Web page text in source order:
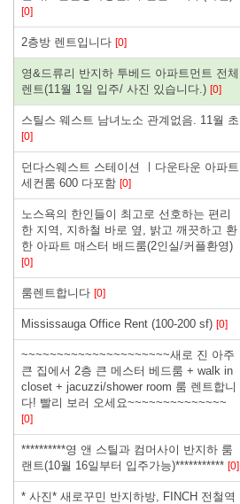
[0]
2층방 렌트입니다 [0]
영&드류리 반지하 투베드 아파트먼트 전체
렌트(11월 1일 입주/ 사진 있습니다.) [0]
스틸스 웨스트 남녀노소 관계없음. 11월 초
[0]
던다스웨스트 스테이션 ㅣ다운타운 아파트
세컨룸 600 다포함 [0]
노스욕의 한인들이 최고로 선호하는 편리
한 지역, 지하철 바로 옆, 밝고 깨끗하고 환
한 아파트 매스터 배드룸(2인실/커플환영)
[0]
룸렌트합니다 [0]
Mississauga Office Rent (100-200 sf) [0]
~~~~~~~~~~~~~~~~~~~~~새로 진 아주
큰 집에서 2층 큰 메스터 베드룸 + walk in
closet + jacuzzi/shower room 룸 렌트합니
다! 빨리 보러 오세요~~~~~~~~~~~~~~
[0]
**********영 앤 스틸과 컴머사이 반지하 룸
랜트(10월 16일부터 입주가능)*********** [0]
* 사진* 새로꾸민 반지하방, FINCH 전철역